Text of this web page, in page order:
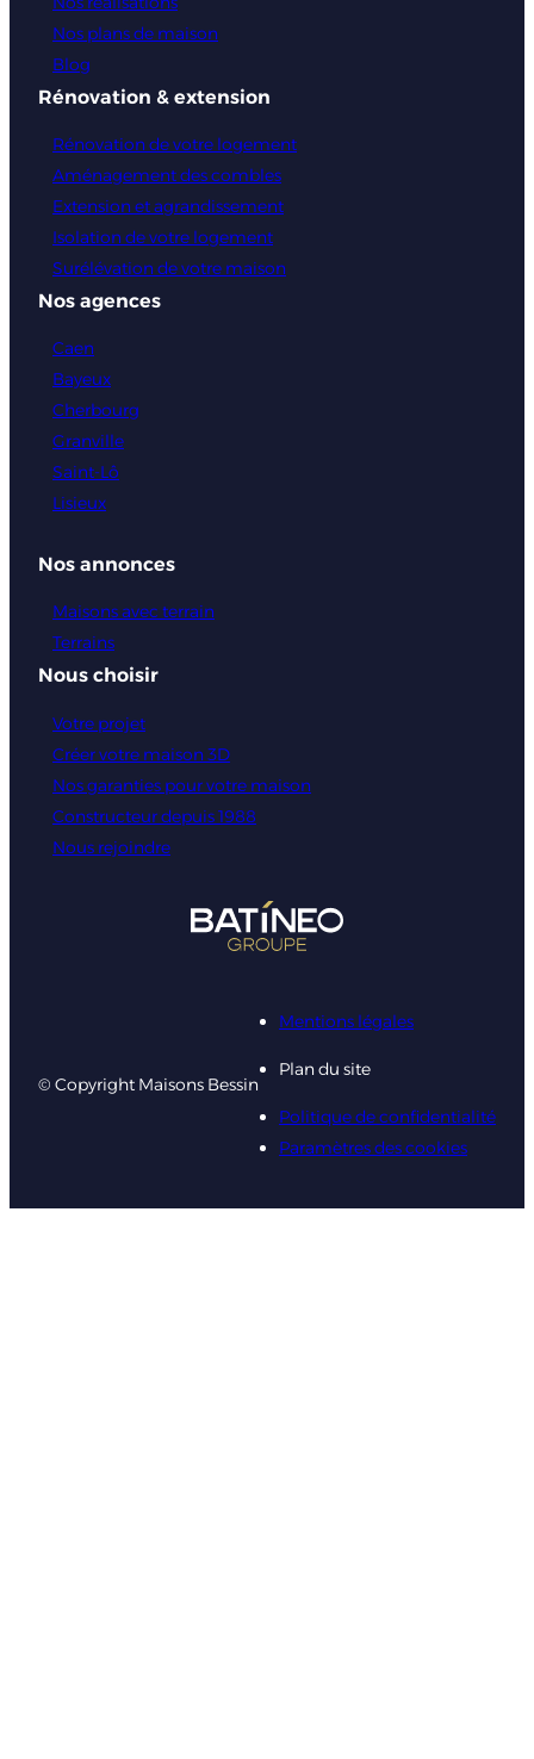
Nos plans de maison
Blog
Rénovation & extension
Rénovation de votre logement
Aménagement des combles
Extension et agrandissement
Isolation de votre logement
Surélévation de votre maison
Nos agences
Caen
Bayeux
Cherbourg
Granville
Saint-Lô
Lisieux
Nos annonces
Maisons avec terrain
Terrains
Nous choisir
Votre projet
Créer votre maison 3D
Nos garanties pour votre maison
Constructeur depuis 1988
Nous rejoindre
© Copyright Maisons Bessin
Mentions légales
Plan du site
Politique de confidentialité
Paramètres des cookies